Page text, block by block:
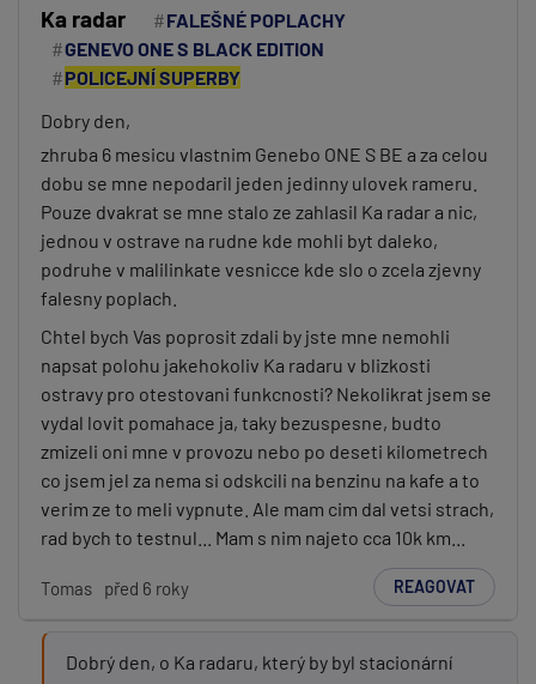
Ka radar
FALEŠNÉ POPLACHY
GENEVO ONE S BLACK EDITION
POLICEJNÍ SUPERBY
Dobry den,
zhruba 6 mesicu vlastnim Genebo ONE S BE a za celou
dobu se mne nepodaril jeden jedinny ulovek rameru.
Pouze dvakrat se mne stalo ze zahlasil Ka radar a nic,
jednou v ostrave na rudne kde mohli byt daleko,
podruhe v malilinkate vesnicce kde slo o zcela zjevny
falesny poplach.
Chtel bych Vas poprosit zdali by jste mne nemohli
napsat polohu jakehokoliv Ka radaru v blizkosti
ostravy pro otestovani funkcnosti? Nekolikrat jsem se
vydal lovit pomahace ja, taky bezuspesne, budto
zmizeli oni mne v provozu nebo po deseti kilometrech
co jsem jel za nema si odskcili na benzinu na kafe a to
verim ze to meli vypnute. Ale mam cim dal vetsi strach,
rad bych to testnul... Mam s nim najeto cca 10k km...
Tomas před 6 roky REAGOVAT
Dobrý den, o Ka radaru, který by byl stacionární